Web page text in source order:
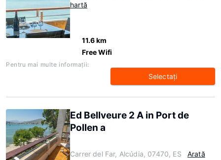
hartă
11.6 km
Free Wifi
Pentru mai multe informaţii:
Selectaţi
Ed Bellveure 2 A in Port de
Pollen a
Carrer del Far, Alcúdia, 07470, ES
Arată